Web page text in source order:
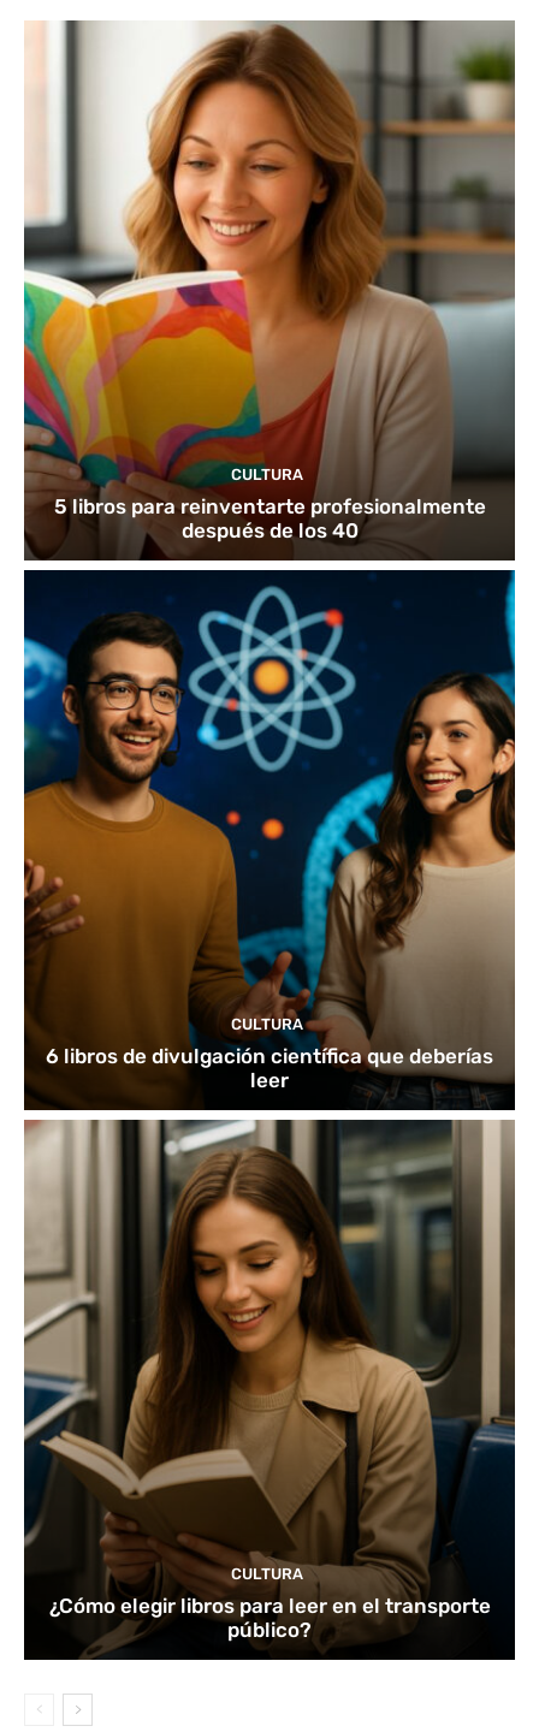
CULTURA
5 libros para reinventarte profesionalmente
después de los 40
CULTURA
6 libros de divulgación científica que deberías
leer
CULTURA
¿Cómo elegir libros para leer en el transporte
público?